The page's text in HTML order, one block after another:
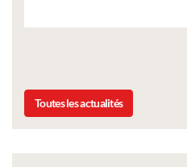
Liste des tarifs 2026
délibération du conseil
Toutes les actualités